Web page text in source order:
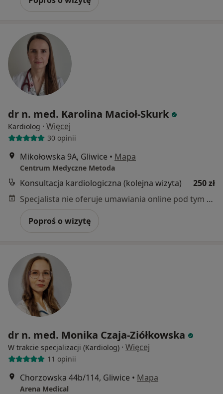
dr n. med. Karolina Macioł-Skurk
Kardiolog · Więcej
30 opinii
Mikołowska 9A, Gliwice • Mapa
Centrum Medyczne Metoda
Konsultacja kardiologiczna (kolejna wizyta)
250 zł
Specjalista nie oferuje umawiania online pod tym adresem.
Poproś o wizytę
dr n. med. Monika Czaja-Ziółkowska
W trakcie specjalizacji (Kardiolog) · Więcej
11 opinii
Chorzowska 44b/114, Gliwice • Mapa
Arena Medical